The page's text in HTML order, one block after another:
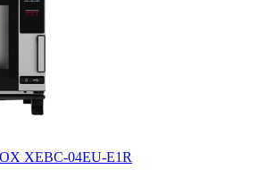
XEBC-04EU-E1R